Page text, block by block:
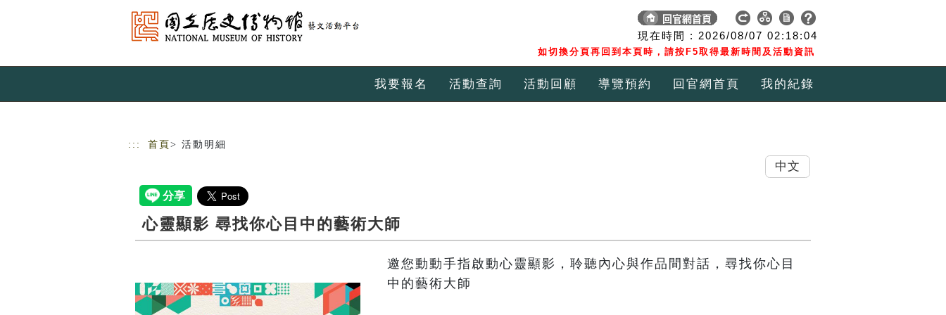
現在時間 : 2026/08/07 02:18:05
如切換分頁再回到本頁時，請按F5取得最新時間及活動資訊
我要報名 活動查詢 活動回顧 導覽預約 回官網首頁 我的紀錄
::: 首頁 > 活動明細
心靈顯影 尋找你心目中的藝術大師
邀您動動手指啟動心靈顯影，聆聽內心與作品間對話，尋找你心目
中的藝術大師